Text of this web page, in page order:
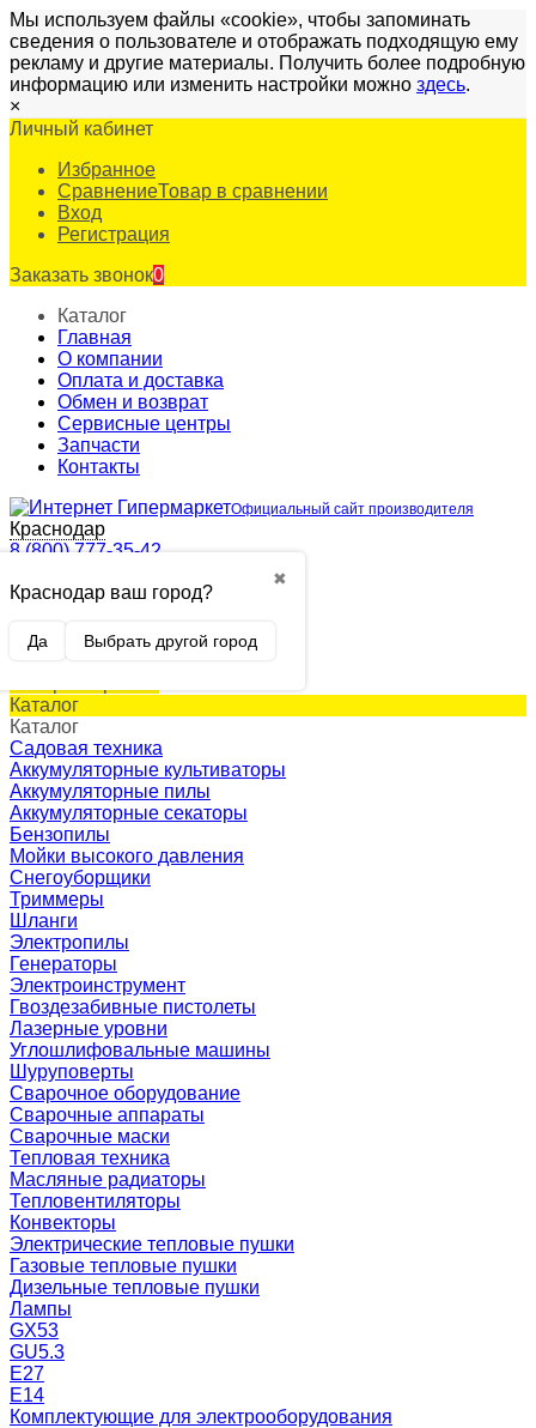
Мы используем файлы «cookie», чтобы запоминать
сведения о пользователе и отображать подходящую ему
рекламу и другие материалы. Получить более подробную
информацию или изменить настройки можно здесь.
×
Личный кабинет
Избранное
СравнениеТовар в сравнении
Вход
Регистрация
Заказать звонок0
Каталог
Главная
О компании
Оплата и доставка
Обмен и возврат
Сервисные центры
Запчасти
Контакты
Официальный сайт производителя
Краснодар
✖
Краснодар ваш город?
Да Выбрать другой город
8 (800) 777-35-42
0
0 p.
(пусто)
Каталог
Каталог
Садовая техника
Аккумуляторные культиваторы
Аккумуляторные пилы
Аккумуляторные секаторы
Бензопилы
Мойки высокого давления
Снегоуборщики
Триммеры
Шланги
Электропилы
Генераторы
Электроинструмент
Гвоздезабивные пистолеты
Лазерные уровни
Углошлифовальные машины
Шуруповерты
Сварочное оборудование
Сварочные аппараты
Сварочные маски
Тепловая техника
Масляные радиаторы
Тепловентиляторы
Конвекторы
Электрические тепловые пушки
Газовые тепловые пушки
Дизельные тепловые пушки
Лампы
GX53
GU5.3
Е27
Е14
Комплектующие для электрооборудования